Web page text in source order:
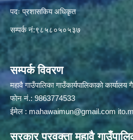
पदः प्रशासकिय अधिकृत
सम्पर्क नं:९८५८०५०५३७
सम्पर्क विवरण
महावै गाउँपालिका गाउँकार्यपालिकाकाे कार्यालय
फाेन नं.: 9863774533
ईमेल : mahawaimun@gmail.com
सरकार प्रवक्ता महावै